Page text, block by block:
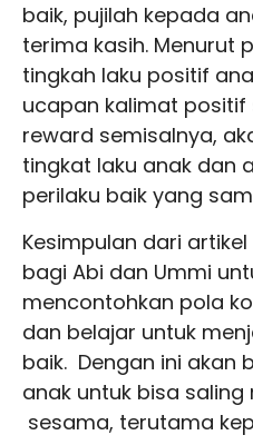
baik, pujilah kepada
terima kasih. Menurut
tingkah laku positif
ucapan kalimat positif
reward semisalnya,
tingkat laku anak dan
perilaku baik yang
Kesimpulan dari
bagi Abi dan Ummi
mencontohkan pola
dan belajar untuk
baik. Dengan ini akan
anak untuk bisa
sesama, terutama